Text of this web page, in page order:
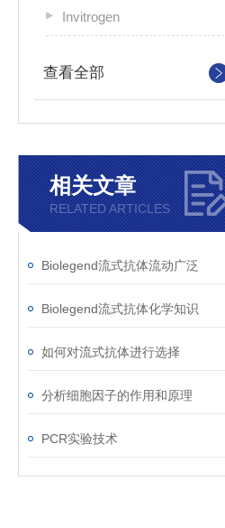
Invitrogen
查看全部
相关文章
RELATED ARTICLES
Biolegend流式抗体流动广泛
Biolegend流式抗体化学知识
如何对流式抗体进行选择
分析细胞因子的作用和原理
PCR实验技术